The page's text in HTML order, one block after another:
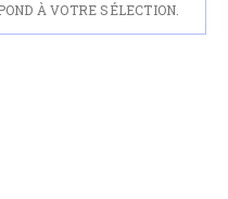
À VOTRE SÉLECTION.